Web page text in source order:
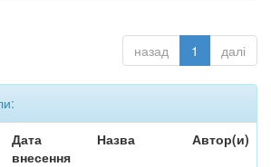
назад 1 далі
Дата
внесення
Назва Автор(и)